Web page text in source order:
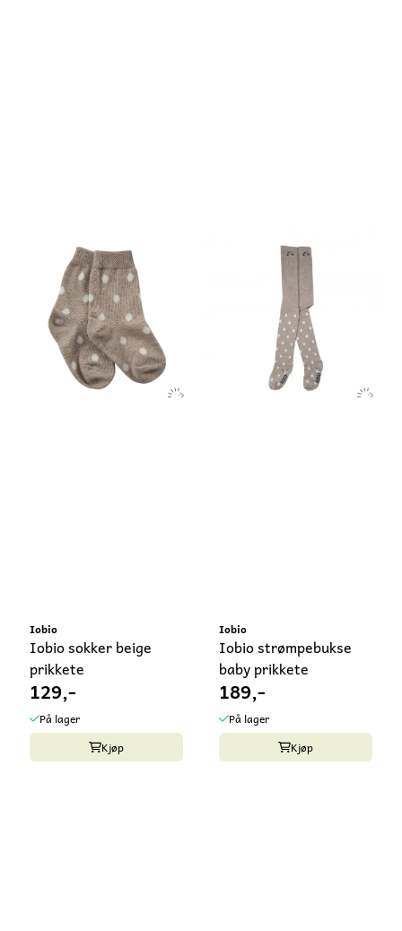
Iobio
Iobio sokker beige
prikkete
129,-
På lager
Kjøp
Iobio
Iobio strømpebukse
baby prikkete
189,-
På lager
Kjøp